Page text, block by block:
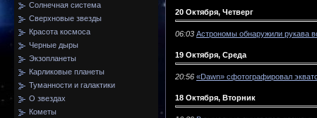
Солнечная система
Сверхновые звезды
Красота космоса
Черные дыры
Экзопланеты
Карликовые планеты
Туманности и галактики
О звездах
Кометы
20 Октября, Четверг
06:03 Астрономы обнаружили рукава
19 Октября, Среда
20:56 «Dawn» сфотографировал
18 Октября, Вторник